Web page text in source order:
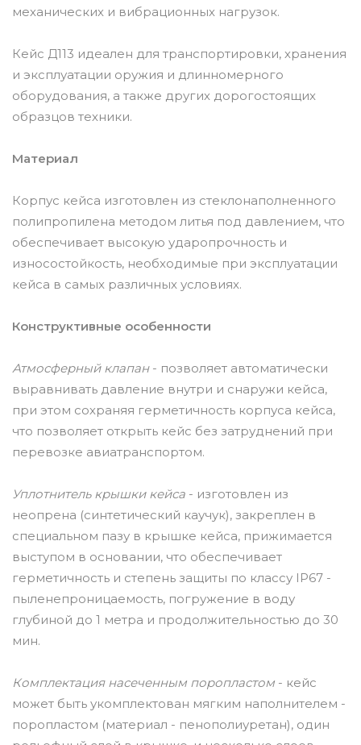
механических и вибрационных нагрузок.
Кейс Д113 идеален для транспортировки, хранения
и эксплуатации оружия и длинномерного
оборудования, а также других дорогостоящих
образцов техники.
Материал
Корпус кейса изготовлен из стеклонаполненного
полипропилена методом литья под давлением, что
обеспечивает высокую ударопрочность и
износостойкость, необходимые при эксплуатации
кейса в самых различных условиях.
Конструктивные особенности
Атмосферный клапан- позволяет автоматически
выравнивать давление внутри и снаружи кейса,
при этом сохраняя герметичность корпуса кейса,
что позволяет открыть кейс без затруднений при
перевозке авиатранспортом.
Уплотнитель крышки кейса - изготовлен из
неопрена (синтетический каучук), закреплен в
специальном пазу в крышке кейса, прижимается
выступом в основании, что обеспечивает
герметичность и степень защиты по классу IP67 -
пыленепроницаемость, погружение в воду
глубиной до 1 метра и продолжительностью до 30
мин.
Комплектация насеченным поропластом - кейс
может быть укомплектован мягким наполнителем -
поропластом (материал - пенополиуретан), один